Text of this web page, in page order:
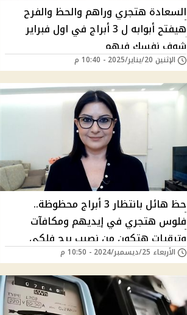
السعادة هتجري وراهم والحظ والفرح
هيفتح أبوابه ل 3 أبراج في اول فبراير
شوف نفسك فيهم
الإثنين 20/يناير/2025 - 10:40 م
حظ هائل بانتظار 3 أبراج محظوظة..
فلوس هتجري في إيديهم ومكافآت
وترقيات هتكون من نصيب برج فلكي
حسب توقعات كارمن شماس 2025
الأربعاء 25/ديسمبر/2024 - 10:50 م